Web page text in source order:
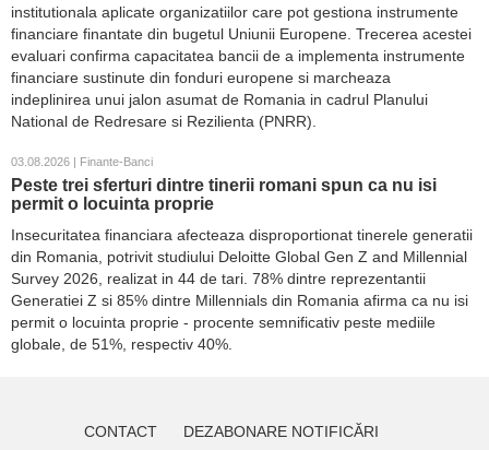
institutionala aplicate organizatiilor care pot gestiona instrumente
financiare finantate din bugetul Uniunii Europene. Trecerea acestei
evaluari confirma capacitatea bancii de a implementa instrumente
financiare sustinute din fonduri europene si marcheaza
indeplinirea unui jalon asumat de Romania in cadrul Planului
National de Redresare si Rezilienta (PNRR).
03.08.2026 | Finante-Banci
Peste trei sferturi dintre tinerii romani spun ca nu isi
permit o locuinta proprie
Insecuritatea financiara afecteaza disproportionat tinerele generatii
din Romania, potrivit studiului Deloitte Global Gen Z and Millennial
Survey 2026, realizat in 44 de tari. 78% dintre reprezentantii
Generatiei Z si 85% dintre Millennials din Romania afirma ca nu isi
permit o locuinta proprie - procente semnificativ peste mediile
globale, de 51%, respectiv 40%.
CONTACT DEZABONARE NOTIFICĂRI